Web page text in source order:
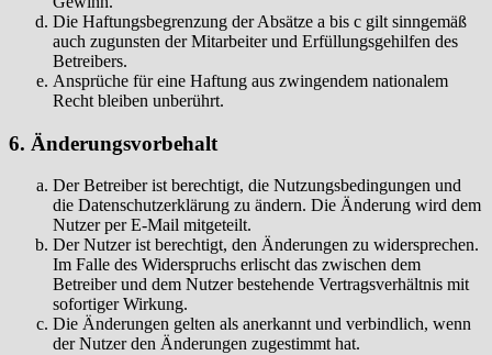
Die Haftungsbegrenzung der Absätze a bis c gilt sinngemäß
auch zugunsten der Mitarbeiter und Erfüllungsgehilfen des
Betreibers.
Ansprüche für eine Haftung aus zwingendem nationalem
Recht bleiben unberührt.
6. Änderungsvorbehalt
Der Betreiber ist berechtigt, die Nutzungsbedingungen und
die Datenschutzerklärung zu ändern. Die Änderung wird dem
Nutzer per E-Mail mitgeteilt.
Der Nutzer ist berechtigt, den Änderungen zu widersprechen.
Im Falle des Widerspruchs erlischt das zwischen dem
Betreiber und dem Nutzer bestehende Vertragsverhältnis mit
sofortiger Wirkung.
Die Änderungen gelten als anerkannt und verbindlich, wenn
der Nutzer den Änderungen zugestimmt hat.